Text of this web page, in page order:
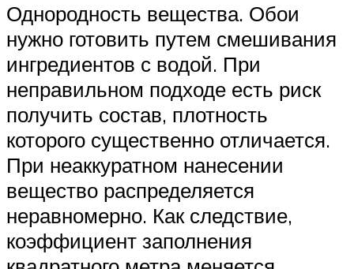
Однородность вещества. Обои
нужно готовить путем смешивания
ингредиентов с водой. При
неправильном подходе есть риск
получить состав, плотность
которого существенно отличается.
При неаккуратном нанесении
вещество распределяется
неравномерно. Как следствие,
коэффициент заполнения